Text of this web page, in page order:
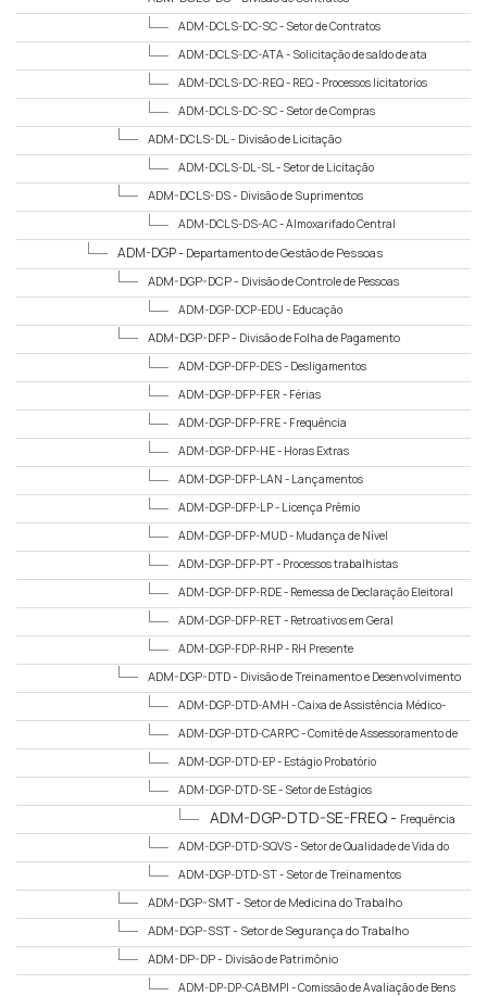
ADM-DCLS-DC-SC - Setor de Contratos
ADM-DCLS-DC-ATA - Solicitação de saldo de ata
ADM-DCLS-DC-REQ - REQ - Processos licitatorios
ADM-DCLS-DC-SC - Setor de Compras
ADM-DCLS-DL - Divisão de Licitação
ADM-DCLS-DL-SL - Setor de Licitação
ADM-DCLS-DS - Divisão de Suprimentos
ADM-DCLS-DS-AC -Almoxarifado Central
ADM-DGP - Departamento de Gestão de Pessoas
ADM-DGP-DCP - Divisão de Controle de Pessoas
ADM-DGP-DCP-EDU - Educação
ADM-DGP-DFP - Divisão de Folha de Pagamento
ADM-DGP-DFP-DES - Desligamentos
ADM-DGP-DFP-FER - Férias
ADM-DGP-DFP-FRE - Frequência
ADM-DGP-DFP-HE - Horas Extras
ADM-DGP-DFP-LAN - Lançamentos
ADM-DGP-DFP-LP - Licença Prêmio
ADM-DGP-DFP-MUD - Mudança de Nível
ADM-DGP-DFP-PT - Processos trabalhistas
ADM-DGP-DFP-RDE - Remessa de Declaração Eleitoral
ADM-DGP-DFP-RET - Retroativos em Geral
ADM-DGP-FDP-RHP - RH Presente
ADM-DGP-DTD - Divisão de Treinamento e Desenvolvimento
ADM-DGP-DTD-AMH -Caixa de Assistência Médico-
ADM-DGP-DTD-CARPC -Comitê de Assessoramento de
Regime de Previdência ComplementarADM-DGP-DTD-EP - Estágio Probatório
ADM-DGP-DTD-SE - Setor de Estágios
ADM-DGP-DTD-SE-FREQ - Frequência
ADM-DGP-DTD-SQVS - Setor de Qualidade de Vida do
ADM-DGP-DTD-ST - Setor de Treinamentos
ADM-DGP-SMT - Setor de Medicina do Trabalho
ADM-DGP-SST - Setor de Segurança do Trabalho
ADM-DP-DP - Divisão de Patrimônio
ADM-DP-DP-CABMPI -Comissão de Avaliação de Bens